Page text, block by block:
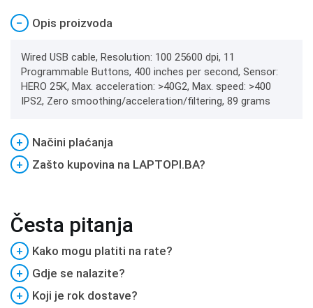
− Opis proizvoda
Wired USB cable, Resolution: 100 25600 dpi, 11
Programmable Buttons, 400 inches per second, Sensor:
HERO 25K, Max. acceleration: >40G2, Max. speed: >400
IPS2, Zero smoothing/acceleration/filtering, 89 grams
+
Načini plaćanja
+
Zašto kupovina na LAPTOPI.BA?
Česta pitanja
+
Kako mogu platiti na rate?
+
Gdje se nalazite?
+
Koji je rok dostave?